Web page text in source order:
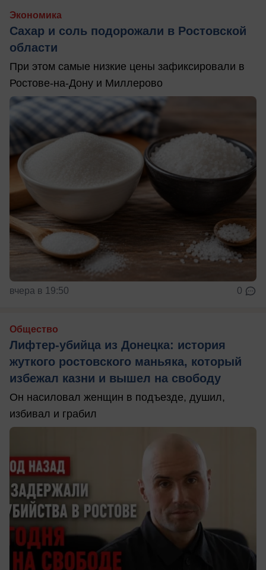
Экономика
Сахар и соль подорожали в Ростовской
области
При этом самые низкие цены зафиксировали в
Ростове-на-Дону и Миллерово
вчера в 19:50 0
Общество
Лифтер-убийца из Донецка: история
жуткого ростовского маньяка, который
избежал казни и вышел на свободу
Он насиловал женщин в подъезде, душил,
избивал и грабил